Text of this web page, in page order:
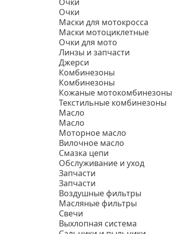
Очки
Маски для мотокросса
Маски мотоциклетные
Очки для мото
Линзы и запчасти
Джерси
Комбинезоны
Комбинезоны
Кожаные мотокомбинезоны
Текстильные комбинезоны
Масло
Масло
Моторное масло
Вилочное масло
Смазка цепи
Обслуживание и уход
Запчасти
Запчасти
Воздушные фильтры
Масляные фильтры
Свечи
Выхлопная система